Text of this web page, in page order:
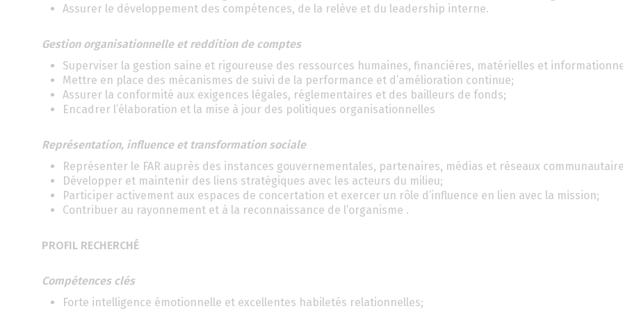
Assurer le développement des compétences, de la relève et du leadership interne.
Gestion organisationnelle et reddition de comptes
Superviser la gestion saine et rigoureuse des ressources humaines, financières, matérielles et
Mettre en place des mécanismes de suivi de la performance et d’amélioration continue;
Assurer la conformité aux exigences légales, réglementaires et des bailleurs de fonds;
Encadrer l’élaboration et la mise à jour des politiques organisationnelles
Représentation, influence et transformation sociale
Représenter le FAR auprès des instances gouvernementales, partenaires, médias et réseaux
Développer et maintenir des liens stratégiques avec les acteurs du milieu;
Participer activement aux espaces de concertation et exercer un rôle d’influence en lien avec la mission;
Contribuer au rayonnement et à la reconnaissance de l’organisme .
PROFIL RECHERCHÉ
Compétences clés
Forte intelligence émotionnelle et excellentes habiletés relationnelles;